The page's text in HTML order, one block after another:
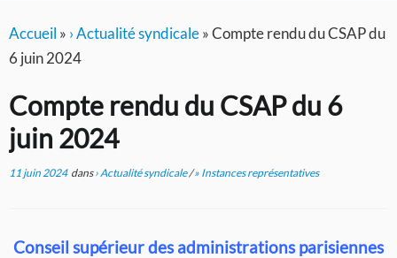
Accueil » › Actualité syndicale»Compte rendu du CSAP du
6 juin 2024
Compte rendu du CSAP du 6
juin 2024
11 juin 2024dans› Actualité syndicale/» Instances représentatives
Conseil supérieur des administrations parisiennes